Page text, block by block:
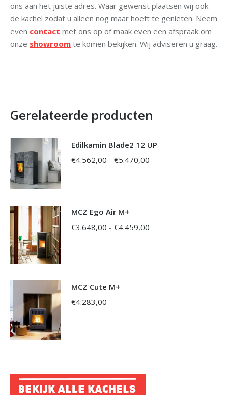
ons aan het juiste adres. Waar gewenst plaatsen wij ook
de kachel zodat u alleen nog maar hoeft te genieten. Neem
even contact met ons op of maak even een afspraak om
onze showroom te komen bekijken. Wij adviseren u graag.
Gerelateerde producten
Edilkamin Blade2 12 UP
€4.562,00 - €5.470,00
MCZ Ego Air M+
€3.648,00 - €4.459,00
MCZ Cute M+
€4.283,00